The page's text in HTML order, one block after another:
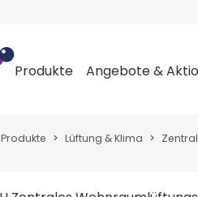
Produkte Angebote &
Produkte Lüftung & Klima